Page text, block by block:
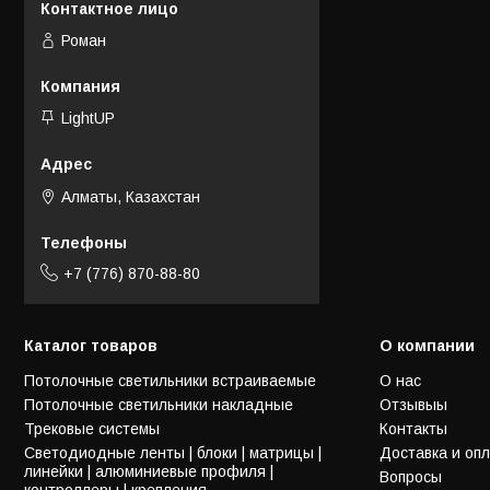
Роман
LightUP
Алматы, Казахстан
+7 (776) 870-88-80
Каталог товаров
Потолочные светильники встраиваемые
Потолочные светильники накладные
Трековые системы
Светодиодные ленты | блоки | матрицы |
линейки | алюминиевые профиля |
О компании
О нас
Отзывыы
Контакты
Доставка и
Вопросы